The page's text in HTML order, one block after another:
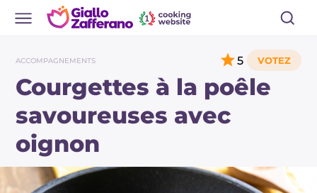
ACCOMPAGNEMENTS
Courgettes à la poêle
savoureuses avec
oignon
5